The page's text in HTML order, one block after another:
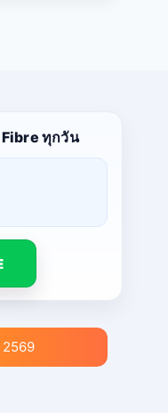
Fibre ทุกวัน